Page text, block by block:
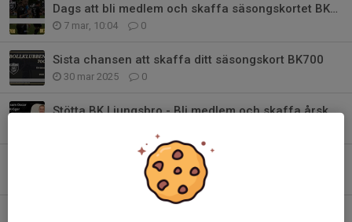
Dags att bli medlem och skaffa säsongskortet BK700
7 mar, 10:04 0
Sista chansen att skaffa ditt säsongskort BK700
30 mar 2025 0
Stötta BK Ljungsbro - Bli medlem och skaffa årskortet BK700 samtidigtoch
0